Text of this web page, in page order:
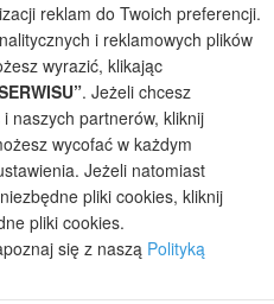
i nowoczesne gotowe
założona w 1990r.
powstawania projektów (zgodnie z
projekty domów mogą
technicznej.
dostępnych w naszym sklepie,
potrzeb korzystamy z
cookies na urządzeniach
użytkownik może kontrolować za
Dalsze korzystanie z
ustawień przeglądarki
stosowanie plików cookies.
reklam do Twoich preferencji.
i reklamowych plików
wyrazić, klikając
. Jeżeli chcesz
naszych partnerów, kliknij
wycofać w każdym
Jeżeli natomiast
pliki cookies, kliknij
pliki cookies.
się z naszą Polityką